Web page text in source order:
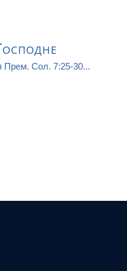
Прем. Сол. 7:25-30...